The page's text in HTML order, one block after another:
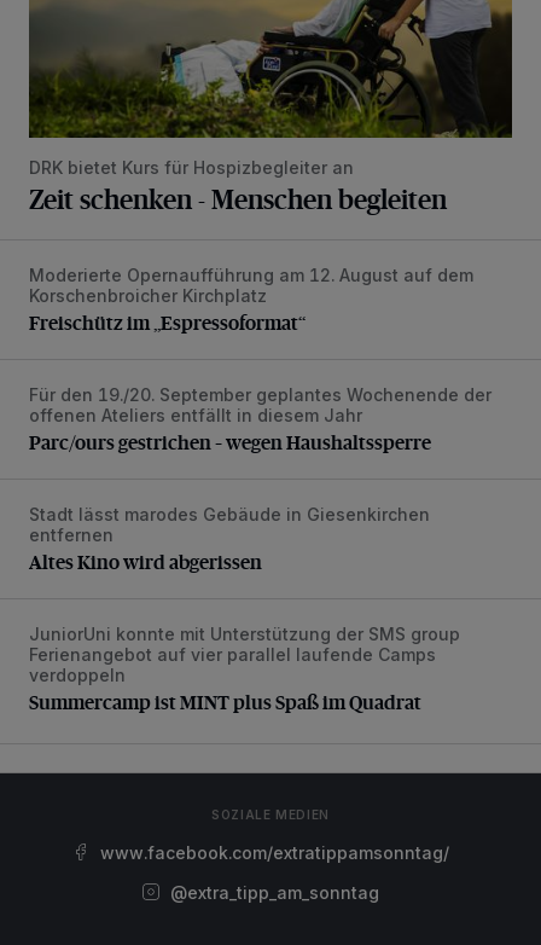
DRK bietet Kurs für Hospizbegleiter an
Zeit schenken - Menschen begleiten
Freischütz im „Espressoformat“
Moderierte Opernaufführung am 12. August auf dem
Korschenbroicher Kirchplatz
Freischütz im „Espressoformat“
Parc/ours gestrichen – wegen Haushaltssperre
Für den 19./20. September geplantes Wochenende der
offenen Ateliers entfällt in diesem Jahr
Parc/ours gestrichen – wegen Haushaltssperre
Altes Kino wird abgerissen
Stadt lässt marodes Gebäude in Giesenkirchen
entfernen
Altes Kino wird abgerissen
Summercamp ist MINT plus Spaß im Quadrat
JuniorUni konnte mit Unterstützung der SMS group
Ferienangebot auf vier parallel laufende Camps
verdoppeln
Summercamp ist MINT plus Spaß im Quadrat
SOZIALE MEDIEN
www.facebook.com/extratippamsonntag/
@extra_tipp_am_sonntag